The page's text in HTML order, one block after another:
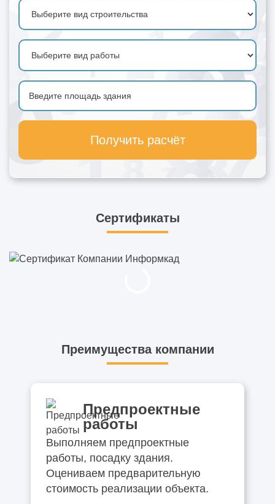
Получить расчёт
Сертификаты
Преимущества компании
Предпроектные
работы
Выполняем предпроектные
работы, посадку здания.
Оцениваем предварительную
стоимость реализации объекта.